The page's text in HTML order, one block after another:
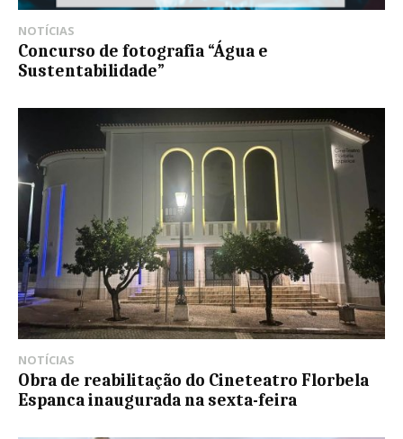
NOTÍCIAS
Concurso de fotografia “Água e
Sustentabilidade”
NOTÍCIAS
Obra de reabilitação do Cineteatro Florbela
Espanca inaugurada na sexta-feira